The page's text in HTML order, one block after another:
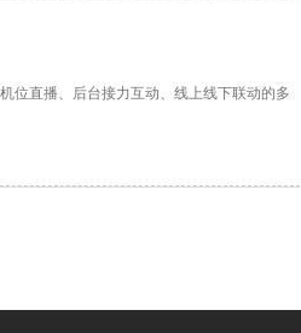
位直播、后台接力互动、线上线下联动的多